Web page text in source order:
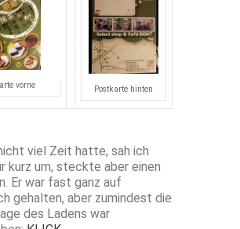
vorne Postkarte hinten
viel Zeit hatte, sah ich
kurz um, steckte aber einen
Er war fast ganz auf
gehalten, aber zumindest die
des Ladens war